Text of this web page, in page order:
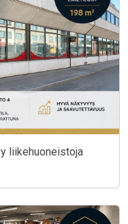
liikehuoneistoja